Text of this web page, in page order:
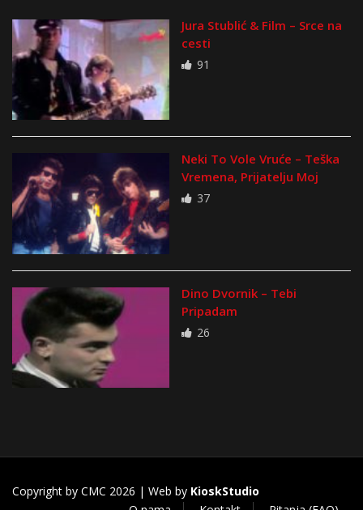
Jura Stublić & Film – Srce na
cesti
91
Neki To Vole Vruće – Teška
Vremena, Prijatelju Moj
37
Dino Dvornik – Tebi
Pripadam
26
Copyright by CMC 2026 | Web by KioskStudio